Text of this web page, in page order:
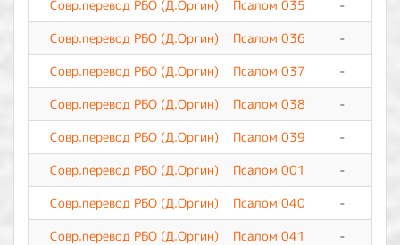
Совр.перевод РБО (Д.Оргин)
Псалом 035 -
Совр.перевод РБО (Д.Оргин)
Псалом 036 -
Совр.перевод РБО (Д.Оргин)
Псалом 037 -
Совр.перевод РБО (Д.Оргин)
Псалом 038 -
Совр.перевод РБО (Д.Оргин)
Псалом 039 -
Совр.перевод РБО (Д.Оргин)
Псалом 001 -
Совр.перевод РБО (Д.Оргин)
Псалом 040 -
Совр.перевод РБО (Д.Оргин)
Псалом 041 -